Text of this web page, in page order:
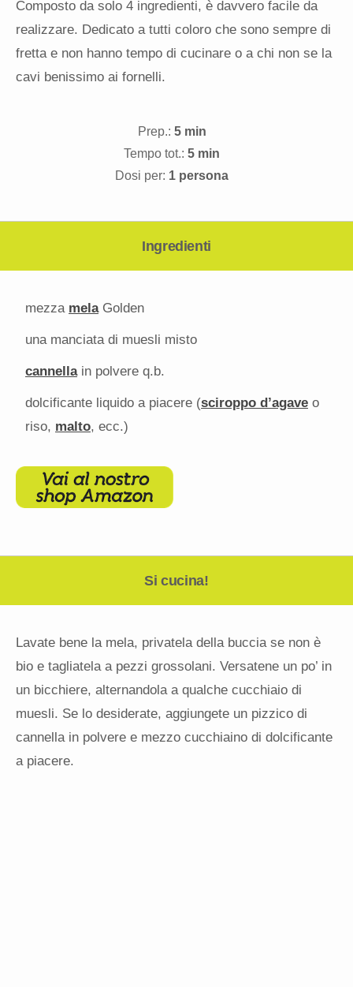
Composto da solo 4 ingredienti, è davvero facile da
realizzare. Dedicato a tutti coloro che sono sempre di
fretta e non hanno tempo di cucinare o a chi non se la
cavi benissimo ai fornelli.
Prep.: 5 min
Tempo tot.: 5 min
Dosi per: 1 persona
Ingredienti
mezza melaGolden
una manciata di muesli misto
cannellain polvere q.b.
dolcificante liquido a piacere (sciroppo d’agave o
riso, malto, ecc.)
Si cucina!
Lavate bene la mela, privatela della buccia se non è
bio e tagliatela a pezzi grossolani. Versatene un po’ in
un bicchiere, alternandola a qualche cucchiaio di
muesli. Se lo desiderate, aggiungete un pizzico di
cannella in polvere e mezzo cucchiaino di dolcificante
a piacere.